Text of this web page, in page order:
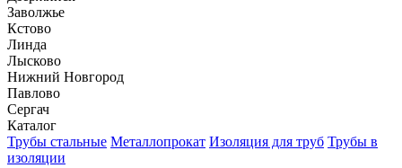
Заволжье
Кстово
Линда
Лысково
Нижний Новгород
Павлово
Сергач
Каталог
Трубы стальные Металлопрокат Изоляция для труб Трубы в
изоляции